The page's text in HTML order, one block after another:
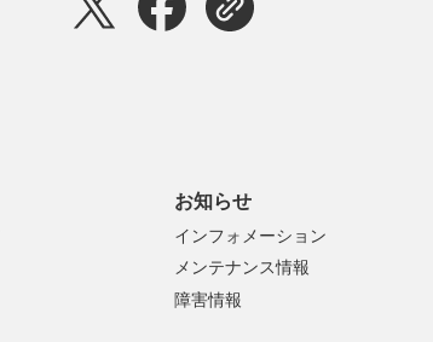
お知らせ
インフォメーション
メンテナンス情報
障害情報